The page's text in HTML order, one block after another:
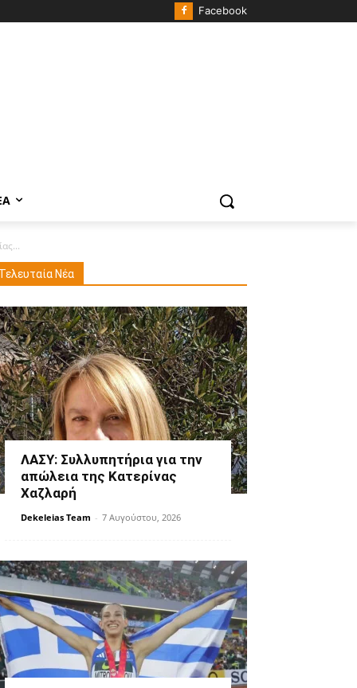
Facebook
Τελευταία Νέα
ΛΑΣΥ: Συλλυπητήρια για την
απώλεια της Κατερίνας
Χαζλαρή
Dekeleias Team - 7 Αυγούστου, 2026